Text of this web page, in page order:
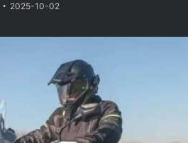
2025-10-02